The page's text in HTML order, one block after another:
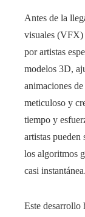
Antes de la
visuales (VFX)
por artistas
modelos 3D,
animaciones
meticuloso y
tiempo y
artistas
los algoritmos
casi instantánea.
Este desarrollo